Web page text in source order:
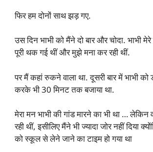
फिर हम दोनों साथ झड़ गए.
उस दिन भाभी को मैंने दो बार और चोदा. भाभी
पूरी थक गई थीं और मुझे मना कर रही थीं.
पर मैं कहां रुकने वाला था. दूसरी बार में भाभी को
करके भी 30 मिनट तक बजाया था.
मेरा मन भाभी की गांड मारने का भी था … लेकिन
रही थीं, इसीलिए मैंने भी ज्यादा जोर नहीं दिया
को स्कूल से लेने जाने का टाइम हो गया था